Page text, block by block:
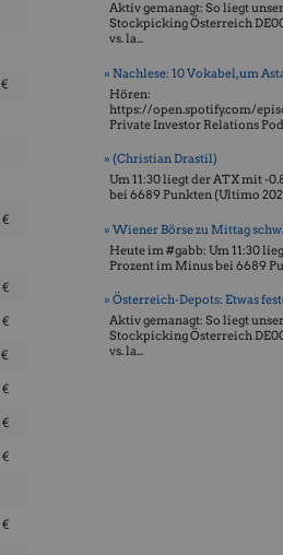
€
€
€
€
€
€
€
€
€
Aktiv gemanagt: So liegt
Stockpicking Öster­reich
vs. la...
» Nachlese: 10 Vokabel, um
Hören:
https://open.spotify.com/
Private Investor Relations
» (Christian Drastil)
Um 11:30 liegt der ATX mit -
bei 6689 Punkten (Ultimo
» Wiener Börse zu Mittag
Heute im #gabb: Um 11:30
Prozent im Minus bei 6689
» Österreich-Depots: Etwas
Aktiv gemanagt: So liegt
Stockpicking Öster­reich
vs. la...